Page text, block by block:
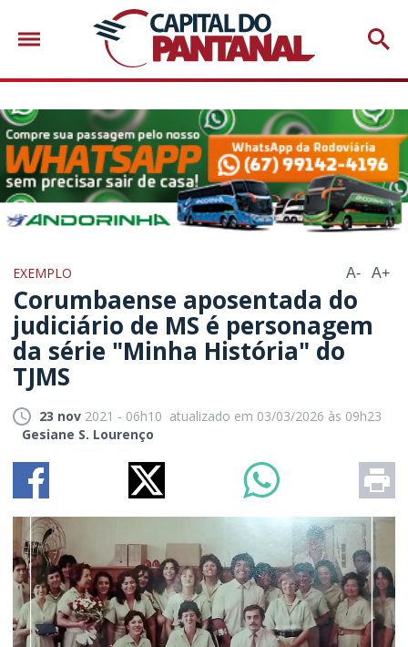
EXEMPLO A- A+
Corumbaense aposentada do
judiciário de MS é personagem
da série "Minha História" do
TJMS
23 nov 2021 - 06h10 atualizado em 03/03/2026 às 09h23
Gesiane S. Lourenço